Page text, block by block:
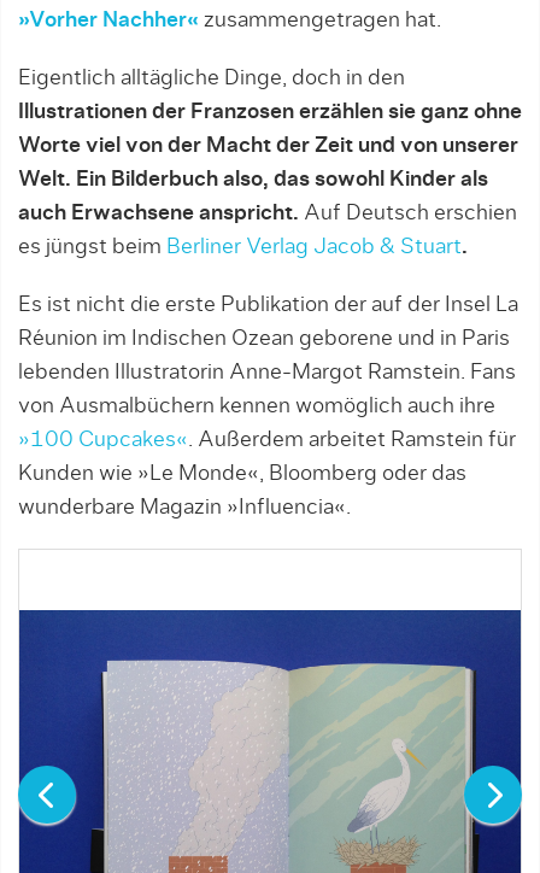
»Vorher Nachher« zusammengetragen hat.
Eigentlich alltägliche Dinge, doch in den
Illustrationen der Franzosen erzählen sie ganz ohne
Worte viel von der Macht der Zeit und von unserer
Welt. Ein Bilderbuch also, das sowohl Kinder als
auch Erwachsene anspricht. Auf Deutsch erschien
es jüngst beim Berliner Verlag Jacob & Stuart.
Es ist nicht die erste Publikation der auf der Insel La
Réunion im Indischen Ozean geborene und in Paris
lebenden Illustratorin Anne-Margot Ramstein. Fans
von Ausmalbüchern kennen womöglich auch ihre
»100 Cupcakes«. Außerdem arbeitet Ramstein für
Kunden wie »Le Monde«, Bloomberg oder das
wunderbare Magazin »Influencia«.